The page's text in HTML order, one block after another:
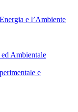
e l’Ambiente
Ambientale
e